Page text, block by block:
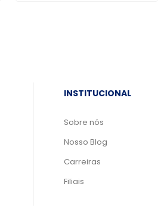
INSTITUCIONAL
Sobre nós
Nosso Blog
Carreiras
Filiais